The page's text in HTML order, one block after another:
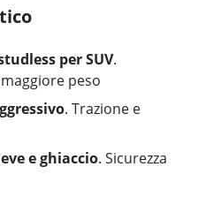
per SUV.
peso
. Trazione e
e ghiaccio. Sicurezza